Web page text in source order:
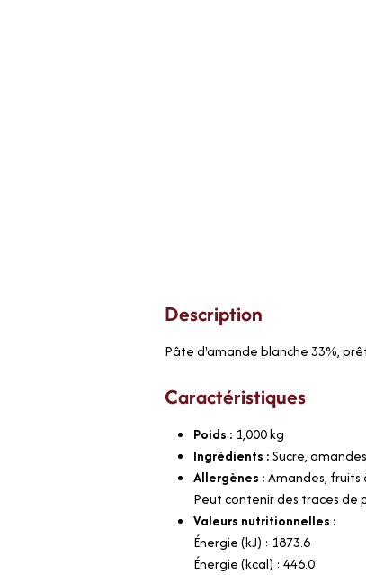
Description
Pâte d'amande blanche 33%,
Caractéristiques
Poids : 1,000kg
Ingrédients :Sucre,
Allergènes :Amandes, fruits
Peut contenir des traces de
Valeurs nutritionnelles :
Énergie (kJ) : 1873.6
Énergie (kcal) : 446.0